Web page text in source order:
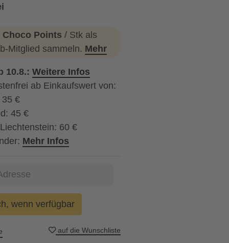
Choco Points / Stk als
Mitglied sammeln. Mehr
10.8.: Weitere Infos
ab Einkaufswert von:
35 €
45 €
60 €
Mehr Infos
wenn verfügbar
auf die Wunschliste